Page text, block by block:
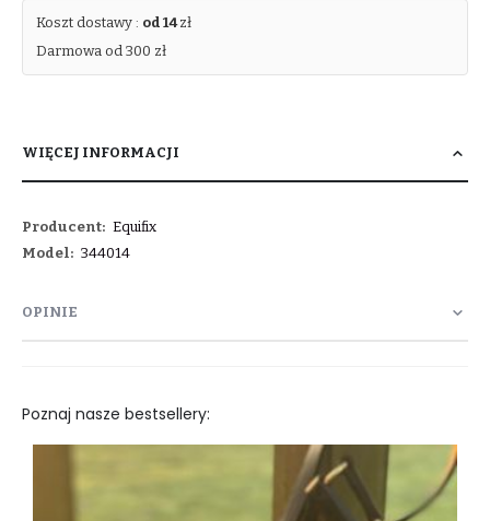
Koszt dostawy : od 14zł
Darmowa od 300 zł
WIĘCEJ INFORMACJI
Więcej
informacji
Equifix
344014
OPINIE
Poznaj nasze bestsellery: